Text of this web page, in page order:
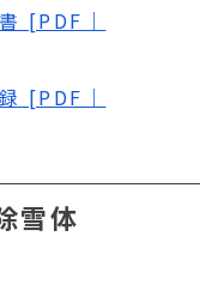
[PDF｜
[PDF｜
雪体